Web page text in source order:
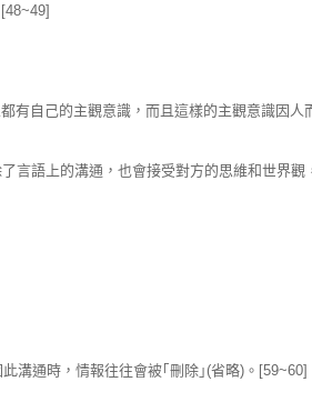
有自己的主觀意識，而且這樣的主觀意識因人
言語上的溝通，也會接受對方的思維和世界
溝通時，情報往往會被｢刪除｣(省略)。[59~60]